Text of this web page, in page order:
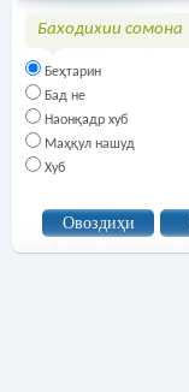
Баходихии сомона
Беҳтарин
Бад не
Наонқадр хуб
Маҳқул нашуд
Хуб